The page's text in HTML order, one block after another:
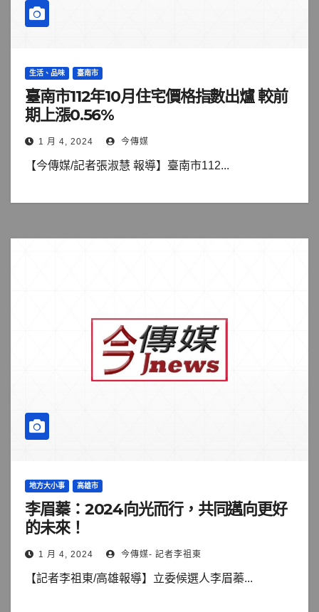
生活、品味 臺南市
臺南市112年10月住宅價格指數出爐 較前
期上漲0.56%
1 月 4, 2024 今傳媒
【今傳媒/記者張淑慧 報導】臺南市112...
地方大小事 高雄市
李眉蓁：2024向光而行，共同邁向更好
的未來！
1 月 4, 2024 今傳媒- 記者李祖東
【記者李祖東/高雄報導】立委候選人李眉蓁...